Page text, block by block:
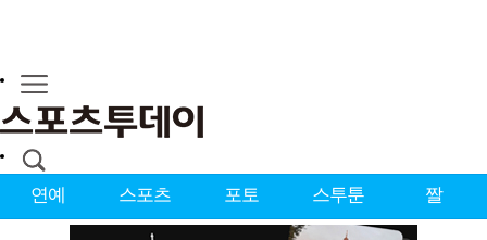
연예 스포츠 포토 스투툰 짤